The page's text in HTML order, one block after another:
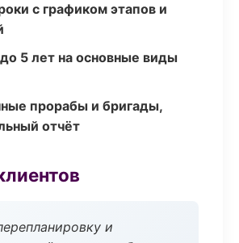
с графиком этапов и
5 лет на основные виды
прорабы и бригады,
отчёт
и